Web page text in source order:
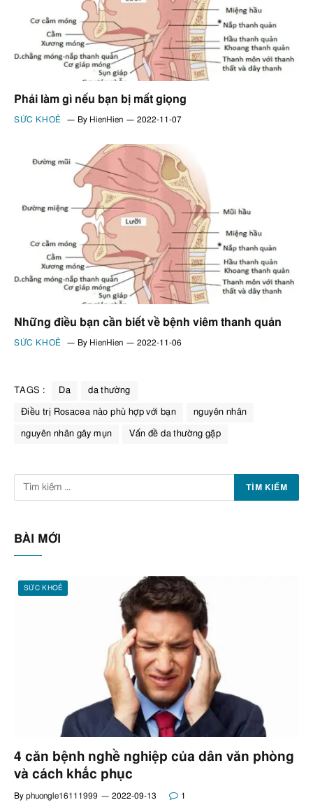
Phải làm gì nếu bạn bị mất giọng
SỨC KHOẺ By HienHien 2022-11-07
Những điều bạn cần biết về bệnh viêm thanh quản
SỨC KHOẺ By HienHien 2022-11-06
TAGS : Da da thường
Điều trị Rosacea nào phù hợp với bạn nguyên nhân
nguyên nhân gây mụn Vấn đề da thường gặp
BÀI MỚI
SỨC KHOẺ
4 căn bệnh nghề nghiệp của dân văn phòng
và cách khắc phục
By phuongle16111999 2022-09-13 1